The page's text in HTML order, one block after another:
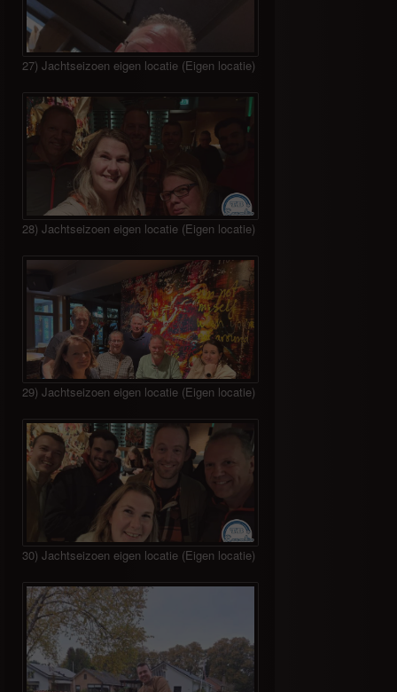
27) Jachtseizoen eigen locatie (Eigen locatie)
28) Jachtseizoen eigen locatie (Eigen locatie)
29) Jachtseizoen eigen locatie (Eigen locatie)
30) Jachtseizoen eigen locatie (Eigen locatie)